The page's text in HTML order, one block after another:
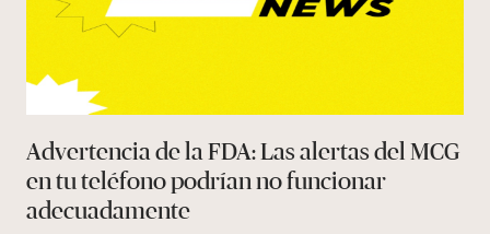
Advertencia de la FDA: Las alertas del MCG
en tu teléfono podrían no funcionar
adecuadamente